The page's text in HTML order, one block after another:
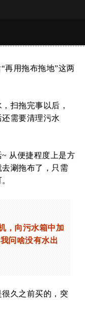
再用拖布拖地”这两
扫拖完事以后，
需要清理污水
从便捷程度上是方
涮拖布了，只需
，向污水箱中加
问啥没有水出
久之前买的，突